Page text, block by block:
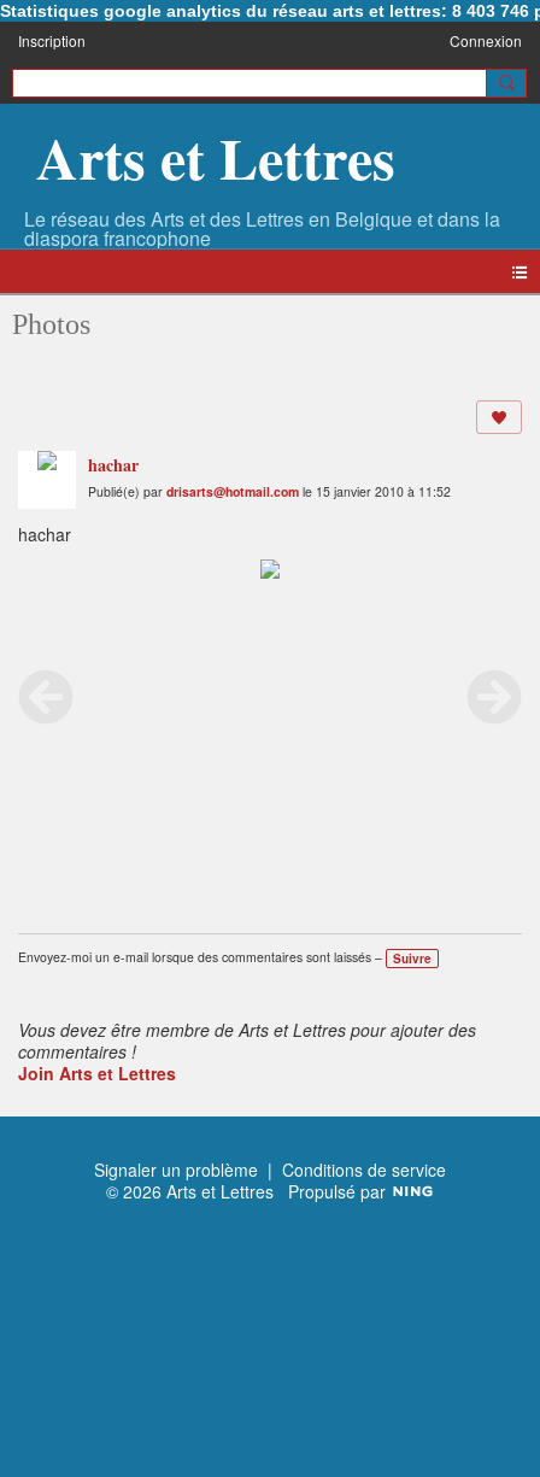
Statistiques google analytics du réseau arts et lettres: 8 403 746
Inscription Connexion
Arts et Lettres
Photos
hachar
Publié(e) par drisarts@hotmail.com le 15 janvier 2010 à 11:52
hachar
Envoyez-moi un e-mail lorsque des commentaires sont laissés – Suivre
Vous devez être membre de Arts et Lettres pour ajouter des
commentaires !
Join Arts et Lettres
Signaler un problème | Conditions de service
© 2026 Arts et Lettres Propulsé par